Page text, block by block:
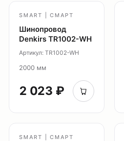
SMART | СМАРТ
Шинопровод
Denkirs TR1002-WH
Артикул: TR1002-WH
2000 мм
2 023 ₽
SMART | СМАРТ
Система Solid
Модуль Slim LED
Профиль Slott
Система Smart
Система Belty